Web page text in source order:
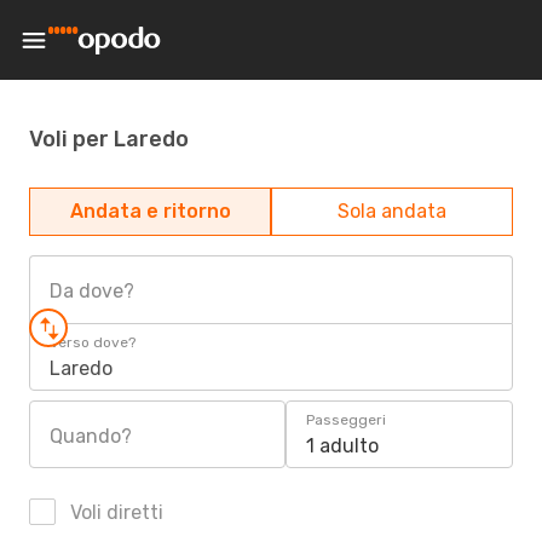
Voli per Laredo
Andata e ritorno Sola andata
Da dove?
Verso dove?
Laredo
Quando?
Passeggeri
1 adulto
Voli diretti